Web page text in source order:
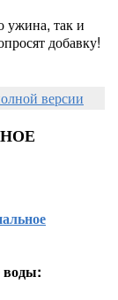
ужина, так и
добавку!
версии
воды: